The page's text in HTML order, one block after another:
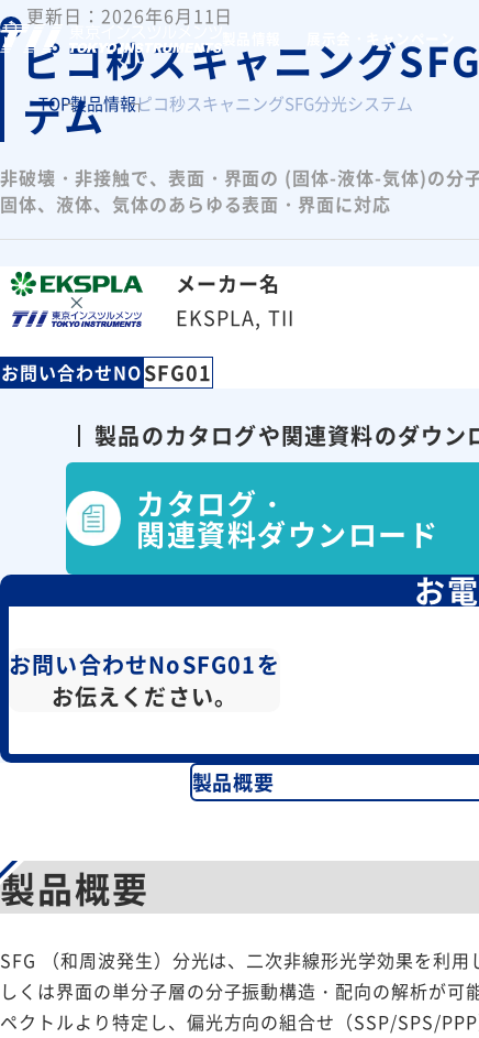
展示会・キャンペーン
TOP製品情報ピコ秒スキャニングSFG分光システム
更新日：2026年6月11日
ピコ秒スキャニング
テム
非破壊・非接触で、表面・界面の (固体-液体-気体)の分
固体、液体、気体のあらゆる表面・界面に対応
メーカー名
EKSPLA, TII
お問い合わせNOSFG01
製品のカタログや関連資料のダウン
カタログ・
関連資料ダウンロード
お
お問い合わせNoSFG01を
お伝えください。
製品概要
製品概要
SFG （和周波発生）分光は、二次非線形光学効果を利
しくは界面の単分子層の分子振動構造・配向の解析が
ペクトルより特定し、偏光方向の組合せ（SSP/SPS/